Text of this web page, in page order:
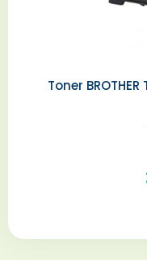
Toner